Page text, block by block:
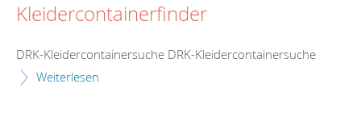
Kleidercontainerfinder
DRK-Kleidercontainersuche DRK-Kleidercontainersuche
Weiterlesen